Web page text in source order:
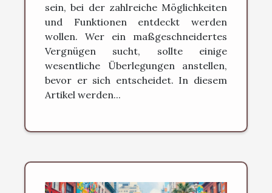
sein, bei der zahlreiche Möglichkeiten
und Funktionen entdeckt werden
wollen. Wer ein maßgeschneidertes
Vergnügen sucht, sollte einige
wesentliche Überlegungen anstellen,
bevor er sich entscheidet. In diesem
Artikel werden...